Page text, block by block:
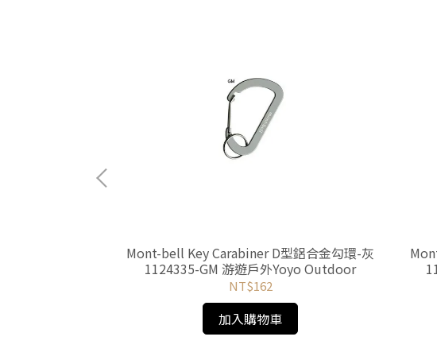
Mont-bell Key Carabiner D型鋁合金勾環-灰
1124335-GM 游遊戶外Yoyo Outdoor
NT$162
加入購物車